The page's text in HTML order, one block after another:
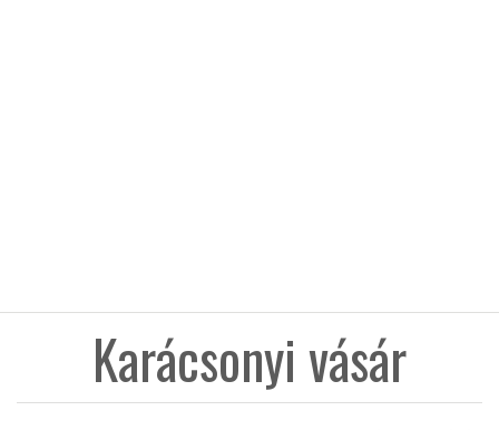
Karácsonyi vásár